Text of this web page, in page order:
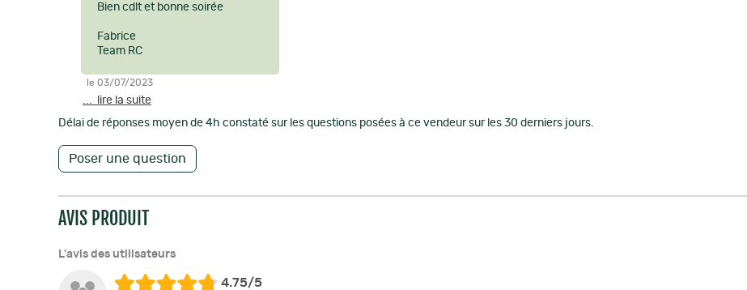
Bien cdlt et bonne soirée
Fabrice
Team RC
le 03/07/2023
... lire la suite
Délai de réponses moyen de 4h constaté sur les questions posées à ce vendeur sur les 30 derniers jours.
Poser une question
AVIS PRODUIT
L'avis des utilisateurs
4.75/5